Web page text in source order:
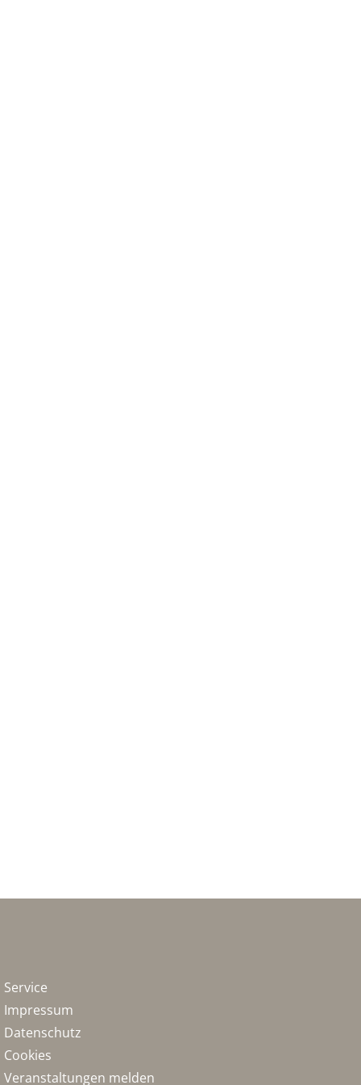
Service
Impressum
Datenschutz
Cookies
Veranstaltungen melden